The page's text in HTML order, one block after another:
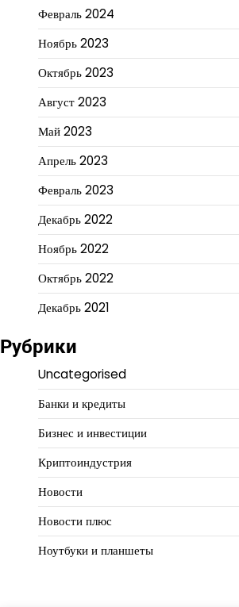
Февраль 2024
Ноябрь 2023
Октябрь 2023
Август 2023
Май 2023
Апрель 2023
Февраль 2023
Декабрь 2022
Ноябрь 2022
Октябрь 2022
Декабрь 2021
Рубрики
Uncategorised
Банки и кредиты
Бизнес и инвестиции
Криптоиндустрия
Новости
Новости плюс
Ноутбуки и планшеты